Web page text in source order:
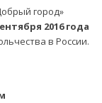
город»
2016 года
в России.